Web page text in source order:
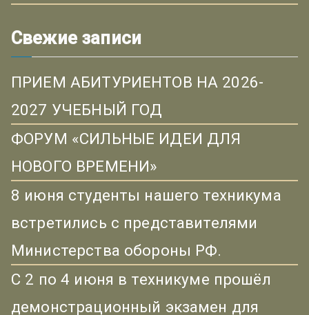
Свежие записи
ПРИЕМ АБИТУРИЕНТОВ НА 2026-
2027 УЧЕБНЫЙ ГОД
ФОРУМ «СИЛЬНЫЕ ИДЕИ ДЛЯ
НОВОГО ВРЕМЕНИ»
8 июня студенты нашего техникума
встретились с представителями
Министерства обороны РФ.
С 2 по 4 июня в техникуме прошёл
демонстрационный экзамен для